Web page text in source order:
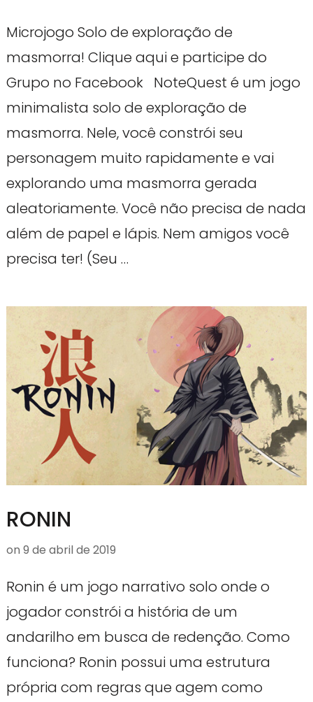
Microjogo Solo de exploração de
masmorra! Clique aqui e participe do
Grupo no Facebook NoteQuest é um jogo
minimalista solo de exploração de
masmorra. Nele, você constrói seu
personagem muito rapidamente e vai
explorando uma masmorra gerada
aleatoriamente. Você não precisa de nada
além de papel e lápis. Nem amigos você
precisa ter! (Seu …
RONIN
on 9 de abril de 2019
Ronin é um jogo narrativo solo onde o
jogador constrói a história de um
andarilho em busca de redenção. Como
funciona? Ronin possui uma estrutura
própria com regras que agem como